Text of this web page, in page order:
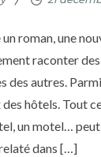
roman, une
raconter
des autres.
hôtels. Tout
un motel…
dans […]